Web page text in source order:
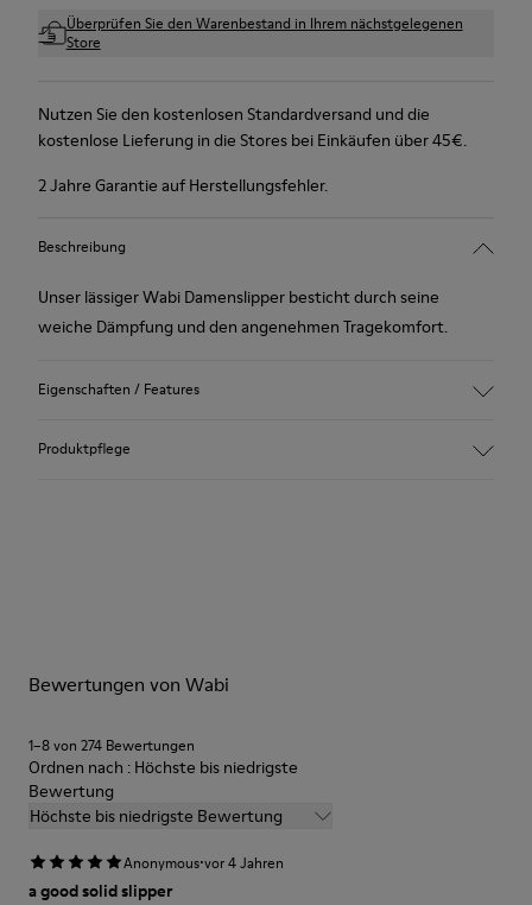
Überprüfen Sie den Warenbestand in Ihrem nächstgelegenen
Store
Nutzen Sie den kostenlosen Standardversand und die
kostenlose Lieferung in die Stores bei Einkäufen über 45€.
2 Jahre Garantie auf Herstellungsfehler.
Beschreibung
Unser lässiger Wabi Damenslipper besticht durch seine
weiche Dämpfung und den angenehmen Tragekomfort.
Eigenschaften / Features
Farbe: Grünblau
Produktpflege
Schuhpflegeanleitung.
Bewertungen von Wabi
1–8 von 274 Bewertungen
Ordnen nach : Höchste bis niedrigste
Bewertung
Höchste bis niedrigste Bewertung
Anonymous·vor 4 Jahren
a good solid slipper